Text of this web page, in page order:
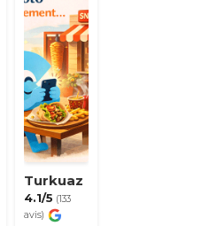
Turkuaz
4.1/5 (133
avis)